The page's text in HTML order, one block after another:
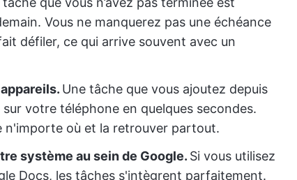
Vous ne manquerez pas une échéance
défiler, ce qui arrive souvent avec un
Une tâche que vous ajoutez depuis
votre téléphone en quelques secondes.
n'importe où et la retrouver partout.
système au sein de Google. Si vous utilisez
Docs, les tâches s'intègrent parfaitement.